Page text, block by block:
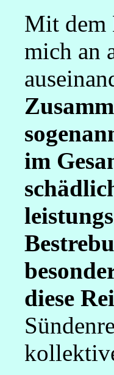
Mit dem
mich an
im
diese